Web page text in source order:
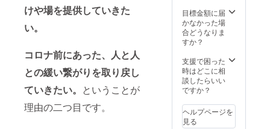
けや場を提供していきた
い。
コロナ前にあった、人と人
との緩い繋がりを取り戻し
ていきたい。 ということが
理由の二つ目です。
とさせ
ていた
だきま
りま
す。）
目標金額に届
かなかった場
合どうなりま
すか？
支援で困った
時はどこに相
談したらいい
ですか？
ヘルプページを
見る